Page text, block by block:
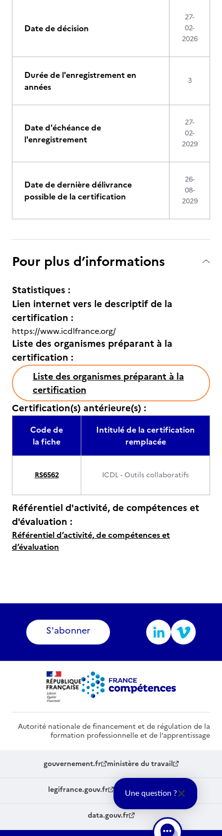
Date de décision
27-
02-
2026
Durée de l'enregistrement en
années
3
Date d'échéance de
l'enregistrement
27-
02-
2029
Date de dernière délivrance
possible de la certification
26-
08-
2029
Pour plus d’informations
Statistiques :
Lien internet vers le descriptif de la
certification :
https://www.icdlfrance.org/
Liste des organismes préparant à la
certification :
Liste des organismes préparant à la
certification
Certification(s) antérieure(s) :
Code de
la fiche
Intitulé de la certification
remplacée
RS6562 ICDL - Outils collaboratifs
Référentiel d'activité, de compétences et
d'évaluation :
Référentiel d’activité, de compétences et
d’évaluation
S'abonner
Autorité nationale de financement et de régulation de la
formation professionnelle et de l’apprentissage
gouvernement.fr ministère du travail
legifrance.gouv.fr service-public.fr
data.gouv.fr
Une question ?